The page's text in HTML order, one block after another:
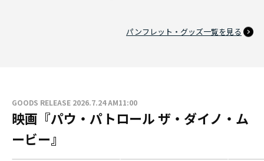
パンフレット・グッズ一覧を見る
GOODS RELEASE 2026.7.24 AM11:00
映画『パウ・パトロール ザ・ダイノ・ム
ービー』